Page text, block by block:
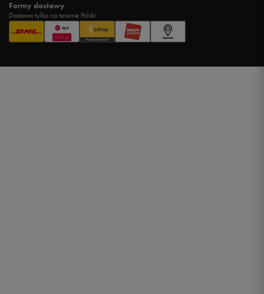
Formy dostawy
Dostawa tylko na terenie Polski